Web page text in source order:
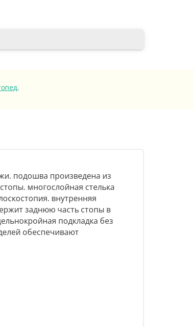
.
подошва произведена из
многослойная стелька
внутренняя
заднюю часть стопы в
подкладка без
обеспечивают